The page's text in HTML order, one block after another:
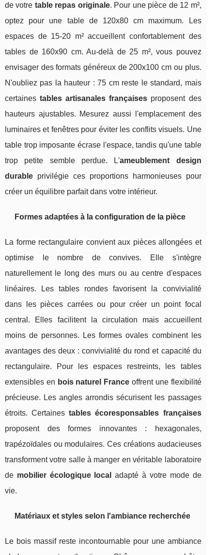
de votre table repas originale. Pour une pièce de 12 m²,
optez pour une table de 120x80 cm maximum. Les
espaces de 15-20 m² accueillent confortablement des
tables de 160x90 cm. Au-delà de 25 m², vous pouvez
envisager des formats généreux de 200x100 cm ou plus.
N'oubliez pas la hauteur : 75 cm reste le standard, mais
certainestables artisanales françaises proposent des
hauteurs ajustables. Mesurez aussi l'emplacement des
luminaires et fenêtres pour éviter les conflits visuels. Une
table trop imposante écrase l'espace, tandis qu'une table
trop petite semble perdue. L'ameublement design
durable privilégie ces proportions harmonieuses pour
créer un équilibre parfait dans votre intérieur.
Formes adaptées à la configuration de la pièce
La forme rectangulaire convient aux pièces allongées et
optimise le nombre de convives. Elle s'intègre
naturellement le long des murs ou au centre d'espaces
linéaires. Les tables rondes favorisent la convivialité
dans les pièces carrées ou pour créer un point focal
central. Elles facilitent la circulation mais accueillent
moins de personnes. Les formes ovales combinent les
avantages des deux : convivialité du rond et capacité du
rectangulaire. Pour les espaces restreints, les tables
extensibles en bois naturel France offrent une flexibilité
précieuse. Les angles arrondis sécurisent les passages
étroits. Certainestables écoresponsables françaises
proposent des formes innovantes : hexagonales,
trapézoïdales ou modulaires. Ces créations audacieuses
transforment votre salle à manger en véritable laboratoire
de mobilier écologique local
adapté à votre mode de
vie.
Matériaux et styles selon l'ambiance recherchée
Le bois massif reste incontournable pour une ambiance